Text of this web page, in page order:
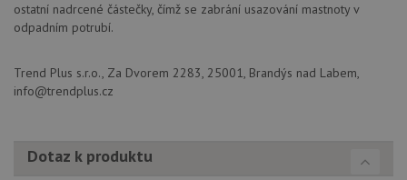
ostatní nadrcené částečky, čímž se zabrání usazování mastnoty v
odpadním potrubí.
Trend Plus s.r.o., Za Dvorem 2283, 25001, Brandýs nad Labem,
info@trendplus.cz
Dotaz k produktu
Název
Poskytovatel/
dny